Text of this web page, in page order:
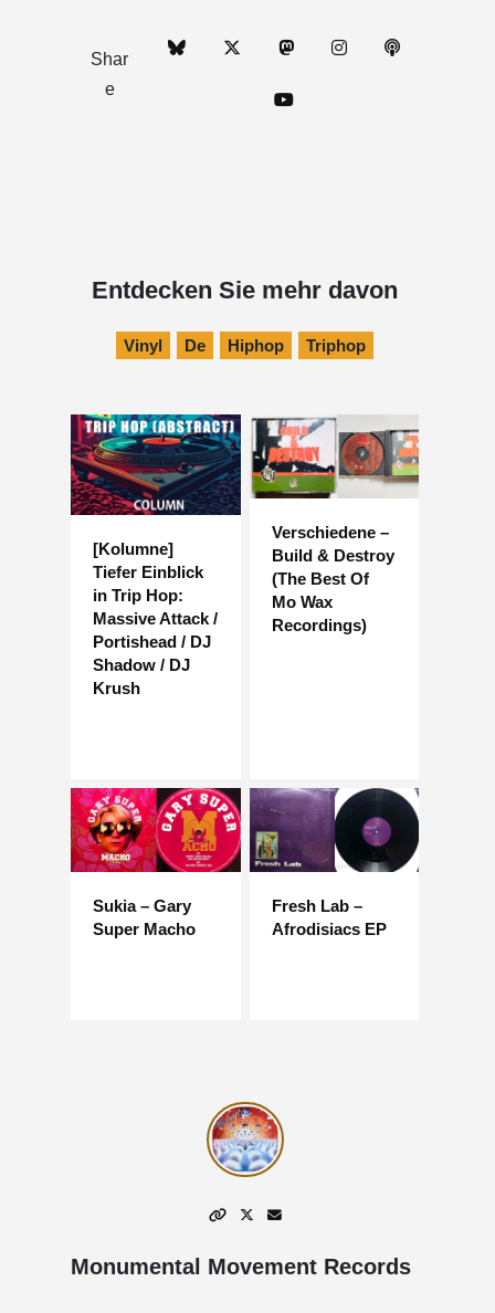
Shar
e
Entdecken Sie mehr davon
Vinyl De Hiphop Triphop
[Kolumne]
Tiefer Einblick
in Trip Hop:
Massive Attack /
Portishead / DJ
Shadow / DJ
Krush
Verschiedene –
Build & Destroy
(The Best Of
Mo Wax
Recordings)
Sukia – Gary
Super Macho
Fresh Lab –
Afrodisiacs EP
Monumental Movement Records